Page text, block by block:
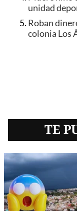
unidad
Roban
colonia Los
TE